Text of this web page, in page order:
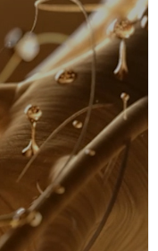
Associate、